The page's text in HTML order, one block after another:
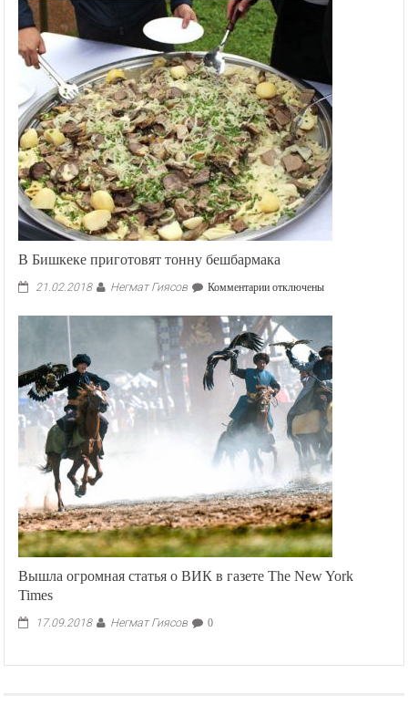
В Бишкеке приготовят тонну бешбармака
21.02.2018 Негмат Гиясов Комментариик
В
Бишкеке
приготовят
тонну
бешбармака
отключены
Вышла огромная статья о ВИК в газете The New York
Times
17.09.2018 Негмат Гиясов 0